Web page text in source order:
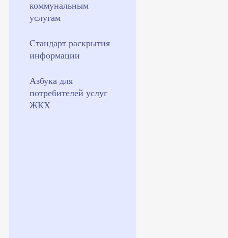
коммунальным
услугам
Стандарт раскрытия
информации
Азбука для
потребителей услуг
ЖКХ